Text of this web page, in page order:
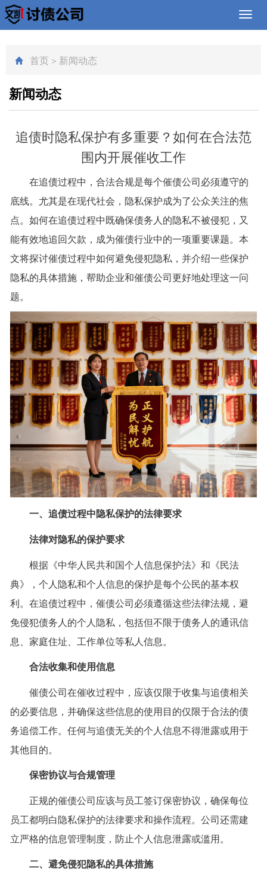
首页 > 新闻动态
新闻动态
追债时隐私保护有多重要？如何在合法范
围内开展催收工作
在追债过程中，合法合规是每个催债公司必须遵守的
底线。尤其是在现代社会，隐私保护成为了公众关注的焦
点。如何在追债过程中既确保债务人的隐私不被侵犯，又
能有效地追回欠款，成为催债行业中的一项重要课题。本
文将探讨催债过程中如何避免侵犯隐私，并介绍一些保护
隐私的具体措施，帮助企业和催债公司更好地处理这一问
题。
一、追债过程中隐私保护的法律要求
法律对隐私的保护要求
根据《中华人民共和国个人信息保护法》和《民法
典》，个人隐私和个人信息的保护是每个公民的基本权
利。在追债过程中，催债公司必须遵循这些法律法规，避
免侵犯债务人的个人隐私，包括但不限于债务人的通讯信
息、家庭住址、工作单位等私人信息。
合法收集和使用信息
催债公司在催收过程中，应该仅限于收集与追债相关
的必要信息，并确保这些信息的使用目的仅限于合法的债
务追偿工作。任何与追债无关的个人信息不得泄露或用于
其他目的。
保密协议与合规管理
正规的催债公司应该与员工签订保密协议，确保每位
员工都明白隐私保护的法律要求和操作流程。公司还需建
立严格的信息管理制度，防止个人信息泄露或滥用。
二、避免侵犯隐私的具体措施